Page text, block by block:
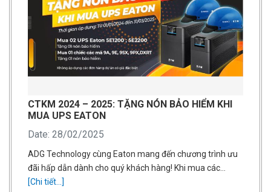
CTKM 2024 – 2025: TẶNG NÓN BẢO HIỂM KHI
MUA UPS EATON
Date: 28/02/2025
ADG Technology cùng Eaton mang đến chương trình ưu
đãi hấp dẫn dành cho quý khách hàng! Khi mua các…
[Chi tiết...]